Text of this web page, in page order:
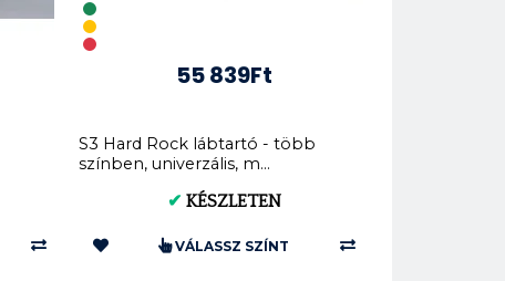
55 839Ft
S3 Hard Rock lábtartó - több
színben, univerzális, m...
✔ KÉSZLETEN
VÁLASSZ SZÍNT